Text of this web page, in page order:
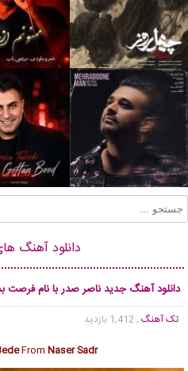
دانلود آهنگ
دانلود آهنگ جدید ناصر صدر با نام فرصت
تک آهنگ , 1,412 بازدید
From Naser Sadr